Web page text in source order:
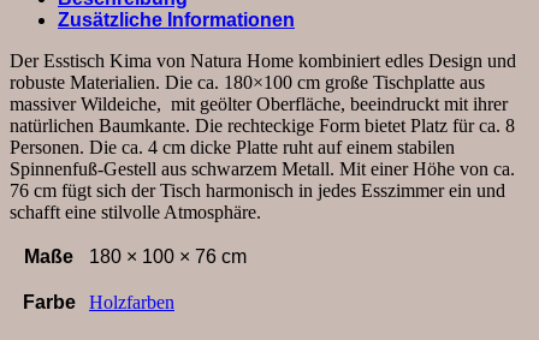
cm,
Wildeiche
massiv
mit
Epoxid-
Harz
Menge
Zusätzliche Informationen
Der Esstisch Kima von Natura Home kombiniert edles Design und
robuste Materialien. Die ca. 180×100 cm große Tischplatte aus
massiver Wildeiche, mit geölter Oberfläche, beeindruckt mit ihrer
natürlichen Baumkante. Die rechteckige Form bietet Platz für ca. 8
Personen. Die ca. 4 cm dicke Platte ruht auf einem stabilen
Spinnenfuß-Gestell aus schwarzem Metall. Mit einer Höhe von ca.
76 cm fügt sich der Tisch harmonisch in jedes Esszimmer ein und
schafft eine stilvolle Atmosphäre.
Maße 180 × 100 × 76 cm
Farbe Holzfarben